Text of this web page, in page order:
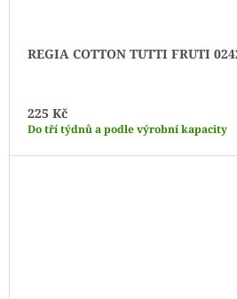
REGIA COTTON TUTTI FRUTI
225 Kč
Do tří týdnů a podle výrobní kapacity